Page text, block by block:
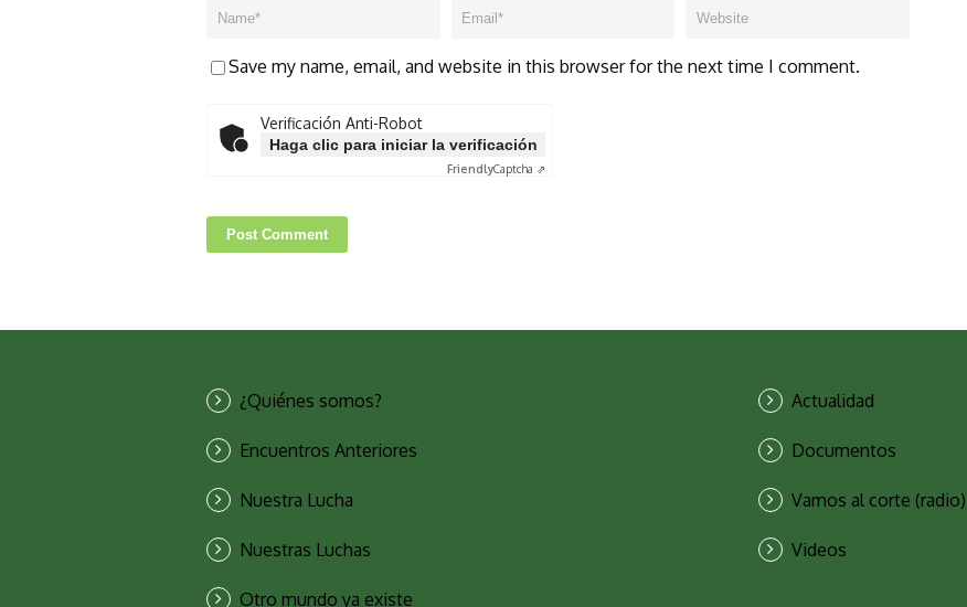
Save my name, email, and website in this browser for the next time I comment.
Verificación Anti-Robot
Haga clic para iniciar la verificación
FriendlyCaptcha ⇗
¿Quiénes somos?
Encuentros Anteriores
Nuestra Lucha
Nuestras Luchas
Otro mundo ya existe
Actualidad
Documentos
Vamos al corte (radio)
Videos